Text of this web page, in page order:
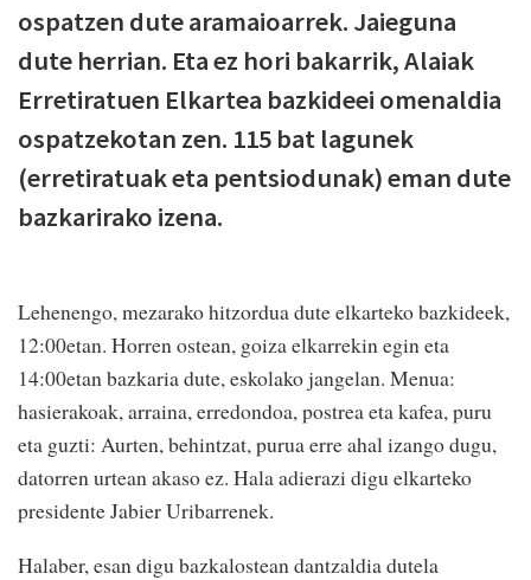
ospatzen dute aramaioarrek. Jaieguna
dute herrian. Eta ez hori bakarrik, Alaiak
Erretiratuen Elkartea bazkideei omenaldia
ospatzekotan zen. 115 bat lagunek
(erretiratuak eta pentsiodunak) eman dute
bazkarirako izena.
Lehenengo, mezarako hitzordua dute elkarteko bazkideek,
12:00etan. Horren ostean, goiza elkarrekin egin eta
14:00etan bazkaria dute, eskolako jangelan. Menua:
hasierakoak, arraina, erredondoa, postrea eta kafea, puru
eta guzti: Aurten, behintzat, purua erre ahal izango dugu,
datorren urtean akaso ez. Hala adierazi digu elkarteko
presidente Jabier Uribarrenek.
Halaber, esan digu bazkalostean dantzaldia dutela